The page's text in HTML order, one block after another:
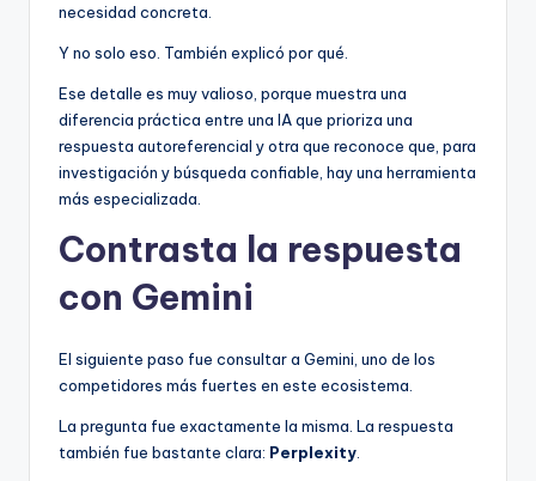
necesidad concreta.
Y no solo eso. También explicó por qué.
Ese detalle es muy valioso, porque muestra una
diferencia práctica entre una IA que prioriza una
respuesta autoreferencial y otra que reconoce que, para
investigación y búsqueda confiable, hay una herramienta
más especializada.
Contrasta la respuesta
con Gemini
El siguiente paso fue consultar a Gemini, uno de los
competidores más fuertes en este ecosistema.
La pregunta fue exactamente la misma. La respuesta
también fue bastante clara: Perplexity